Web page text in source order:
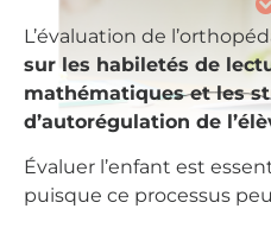
L’évaluation de
sur les habiletés de
mathématiques et les
d’autorégulation de
Évaluer l’enfant est
puisque ce processus